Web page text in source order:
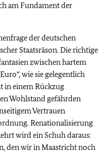
am Fundament der
der deutschen
Staatsräson. Die richtige
zwischen hartem
wie sie gelegentlich
in einem Rückzug
Wohlstand gefährden
Vertrauen
Renationalisierung
wird ein Schuh daraus:
den wir in Maastricht noch